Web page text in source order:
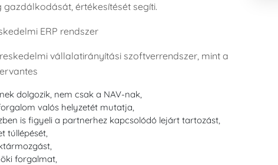
gazdálkodását, értékesítését segíti.
ERP rendszer
vállalatirányítási szoftverrendszer, mint a
dolgozik, nem csak a NAV-nak,
valós helyzetét mutatja,
is figyeli a partnerhez kapcsolódó lejárt tartozást,
túllépését,
forgalmat,